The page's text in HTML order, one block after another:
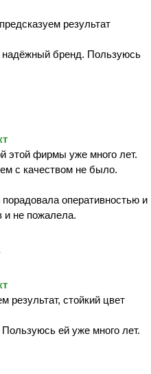
результат
надёжный бренд. Пользуюсь
этой фирмы уже много лет.
с качеством не было.
оперативностью и
и не пожалела.
результат, стойкий цвет
ей уже много лет.